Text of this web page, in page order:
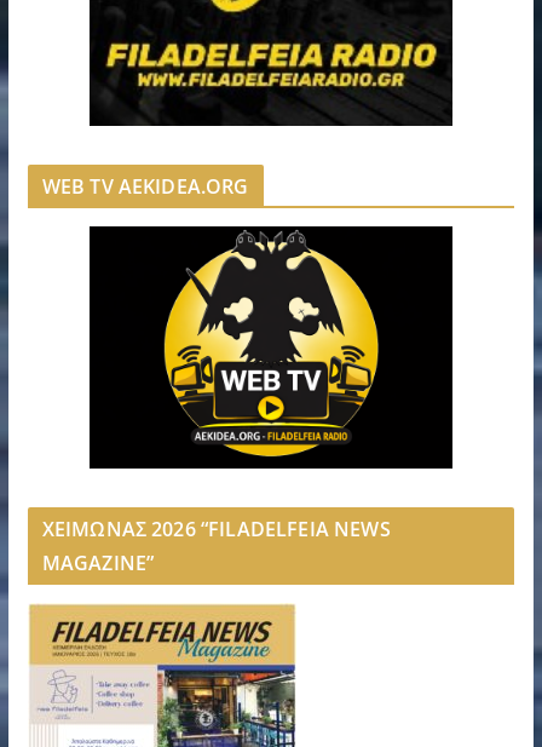
WEB TV AEKIDEA.ORG
ΧΕΙΜΩΝΑΣ 2026 “FILADELFEIA NEWS
MAGAZINE”